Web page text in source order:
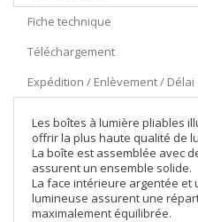
Fiche technique
Téléchargement
Expédition / Enlèvement /
Les boîtes à lumière pliables
offrir la plus haute qualité de
La boîte est assemblée avec
assurent un ensemble solide.
La face intérieure argentée
lumineuse assurent une
maximalement équilibrée.